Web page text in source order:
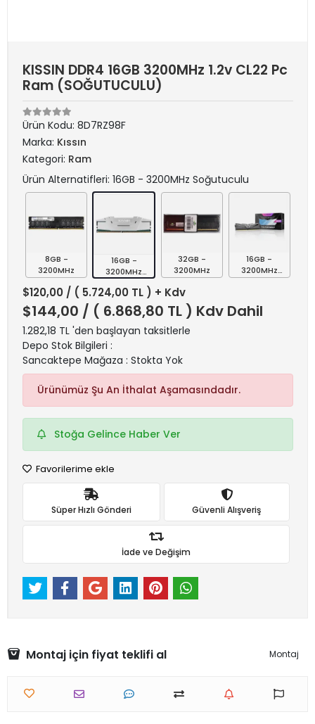
KISSIN DDR4 16GB 3200MHz 1.2v CL22 Pc
Ram (SOĞUTUCULU)
Ürün Kodu: 8D7RZ98F
Marka: Kıssın
Kategori: Ram
Ürün Alternatifleri: 16GB - 3200MHz Soğutuculu
8GB -
3200MHz
16GB -
3200MHz
32GB -
3200MHz
16GB -
3200MHz
Soğutuculu
$120,00 / ( 5.724,00 TL ) + Kdv
$144,00 / ( 6.868,80 TL ) Kdv Dahil
1.282,18 TL 'den başlayan taksitlerle
Depo Stok Bilgileri :
Sancaktepe Mağaza : Stokta Yok
Ürünümüz Şu An İthalat Aşamasındadır.
Stoğa Gelince Haber Ver
Favorilerime ekle
Süper Hızlı Gönderi Güvenli Alışveriş
İade ve Değişim
Montaj için fiyat teklifi al Montaj